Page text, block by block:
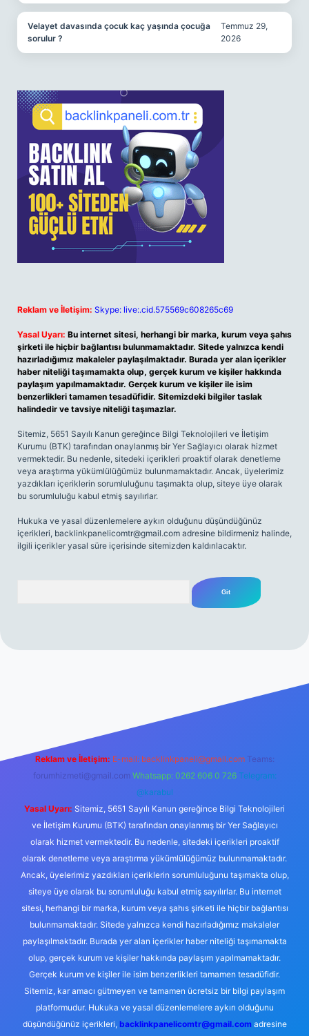
Velayet davasında çocuk kaç yaşında çocuğa
sorulur ?
Temmuz 29,
2026
Reklam ve İletişim: Skype: live:.cid.575569c608265c69
Yasal Uyarı: Bu internet sitesi, herhangi bir marka, kurum veya şahıs
şirketi ile hiçbir bağlantısı bulunmamaktadır. Sitede yalnızca kendi
hazırladığımız makaleler paylaşılmaktadır. Burada yer alan içerikler
haber niteliği taşımamakta olup, gerçek kurum ve kişiler hakkında
paylaşım yapılmamaktadır. Gerçek kurum ve kişiler ile isim
benzerlikleri tamamen tesadüfidir. Sitemizdeki bilgiler taslak
halindedir ve tavsiye niteliği taşımazlar.
Sitemiz, 5651 Sayılı Kanun gereğince Bilgi Teknolojileri ve İletişim
Kurumu (BTK) tarafından onaylanmış bir Yer Sağlayıcı olarak hizmet
vermektedir. Bu nedenle, sitedeki içerikleri proaktif olarak denetleme
veya araştırma yükümlülüğümüz bulunmamaktadır. Ancak, üyelerimiz
yazdıkları içeriklerin sorumluluğunu taşımakta olup, siteye üye olarak
bu sorumluluğu kabul etmiş sayılırlar.
Hukuka ve yasal düzenlemelere aykırı olduğunu düşündüğünüz
içerikleri, backlinkpanelicomtr@gmail.com adresine bildirmeniz halinde,
ilgili içerikler yasal süre içerisinde sitemizden kaldırılacaktır.
Reklam ve İletişim: E-mail: backlinkpaneli@gmail.com Teams:
forumhizmeti@gmail.com Whatsapp: 0262 606 0 726 Telegram:
@karabul
Yasal Uyarı: Sitemiz, 5651 Sayılı Kanun gereğince Bilgi Teknolojileri
ve İletişim Kurumu (BTK) tarafından onaylanmış bir Yer Sağlayıcı
olarak hizmet vermektedir. Bu nedenle, sitedeki içerikleri proaktif
olarak denetleme veya araştırma yükümlülüğümüz bulunmamaktadır.
Ancak, üyelerimiz yazdıkları içeriklerin sorumluluğunu taşımakta olup,
siteye üye olarak bu sorumluluğu kabul etmiş sayılırlar. Bu internet
sitesi, herhangi bir marka, kurum veya şahıs şirketi ile hiçbir bağlantısı
bulunmamaktadır. Sitede yalnızca kendi hazırladığımız makaleler
paylaşılmaktadır. Burada yer alan içerikler haber niteliği taşımamakta
olup, gerçek kurum ve kişiler hakkında paylaşım yapılmamaktadır.
Gerçek kurum ve kişiler ile isim benzerlikleri tamamen tesadüfidir.
Sitemiz, kar amacı gütmeyen ve tamamen ücretsiz bir bilgi paylaşım
platformudur. Hukuka ve yasal düzenlemelere aykırı olduğunu
düşündüğünüz içerikleri, backlinkpanelicomtr@gmail.comadresine